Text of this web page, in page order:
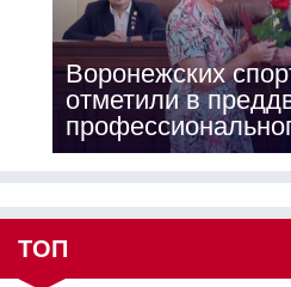
Воронежских
отметили в
ТОП